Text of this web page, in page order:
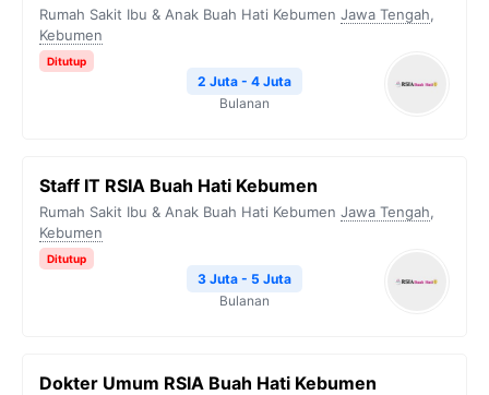
Rumah Sakit Ibu & Anak Buah Hati Kebumen Jawa Tengah,
Kebumen
Ditutup
2 Juta - 4 Juta
Bulanan
Staff IT RSIA Buah Hati Kebumen
Rumah Sakit Ibu & Anak Buah Hati Kebumen Jawa Tengah,
Kebumen
Ditutup
3 Juta - 5 Juta
Bulanan
Dokter Umum RSIA Buah Hati Kebumen